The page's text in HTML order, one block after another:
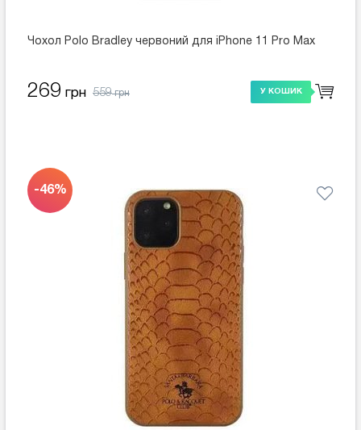
Чохол Polo Bradley червоний для iPhone 11 Pro Max
269 грн 559грн У КОШИК
-46%